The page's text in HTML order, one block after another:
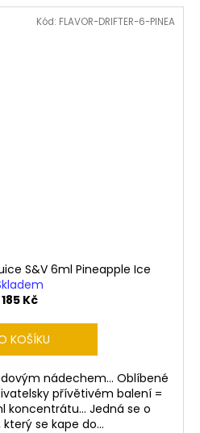
S&V 6ml Pineapple Ice
185 Kč
KOŠÍKU
nádechem... Oblíbené
přívětivém balení =
koncentrátu... Jedná se o
se kape do...
Kód: FLAVOR-DRIFTER-6-PINEA